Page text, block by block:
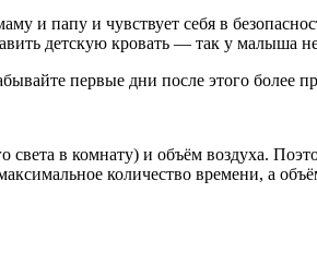
и папу и чувствует себя в
детскую кровать — так у малыша
первые дни после этого более
в комнату) и объём воздуха.
количество времени, а